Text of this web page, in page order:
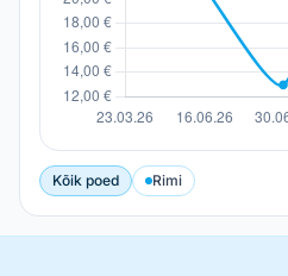
Kõik poed Rimi